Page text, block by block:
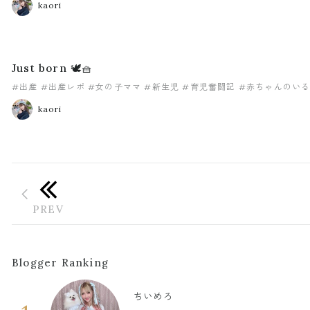
kaori
Just born 🕊🧺
#出産 #出産レポ #女の子ママ #新生児 #育児奮闘記 #赤ちゃんのい
kaori
Blogger Ranking
ちいめろ